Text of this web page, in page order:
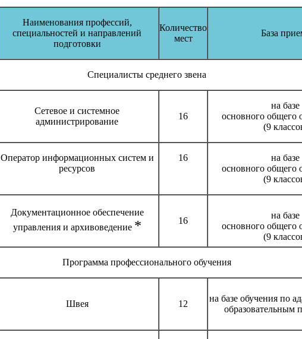
Наименования профессий,
специальностей и направлений
подготовки
Количество
мест
База
Специалисты среднего звена
Сетевое и системное
администрирование
16
на базе
основного общего
(9
Оператор информационных систем и
ресурсов
16
на базе
основного общего
(9
Документационное обеспечение
управления и архивоведение * 16
на базе
основного общего
(9
Программа профессионального обучения
Швея 12
на базе обучения по
образовательным